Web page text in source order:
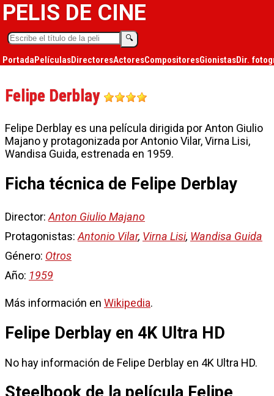
PELIS DE CINE
🔍︎
PortadaPelículasDirectoresActoresCompositoresGionistasDir.
Felipe Derblay
Felipe Derblay es una película dirigida por Anton Giulio
Majano y protagonizada por Antonio Vilar, Virna Lisi,
Wandisa Guida, estrenada en 1959.
Ficha técnica de Felipe Derblay
Director:Anton Giulio Majano
Protagonistas:Antonio Vilar, Virna Lisi, Wandisa Guida
Género: Otros
Año: 1959
Más información en Wikipedia.
Felipe Derblay en 4K Ultra HD
No hay información de Felipe Derblay en 4K Ultra HD.